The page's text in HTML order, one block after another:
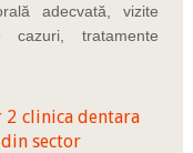
adecvată, vizite
tratamente
2 clinica dentara
sector